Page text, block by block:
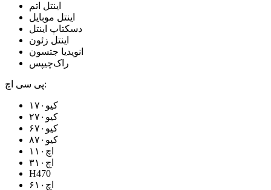
اینتل اتم
اینتل موبایل
دسکتاپ اینتل
اینتل زئون
انویدیا جتسون
راک‌چیپس
پی سی اچ:
کیو۱۷۰
کیو۲۷۰
کیو۶۷۰
کیو۸۷۰
اچ۱۱۰
اچ۳۱۰
H470
اچ۶۱۰